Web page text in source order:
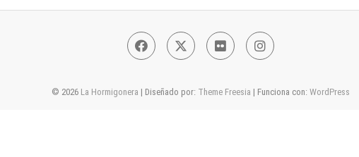
Facebook
TwitterFlickrInstagram
© 2026 La Hormigonera | Diseñado por: Theme Freesia | Funciona con: WordPress